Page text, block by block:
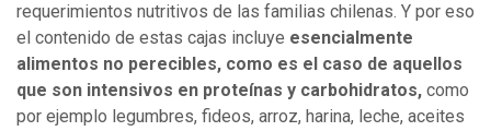
requerimientos nutritivos de las familias chilenas. Y por eso
el contenido de estas cajas incluye esencialmente
alimentos no perecibles, como es el caso de aquellos
que son intensivos en proteínas y carbohidratos, como
por ejemplo legumbres, fideos, arroz, harina, leche, aceites